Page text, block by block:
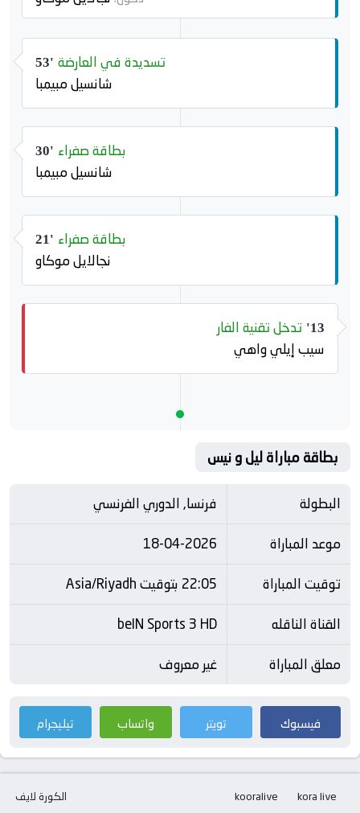
53' تسديدة في العارضة
شانسيل مبيمبا
30' بطاقة صفراء
شانسيل مبيمبا
21' بطاقة صفراء
نجالايل موكاو
13'
تدخل تقنية الفار
سيب إيلي واهي
بطاقة مباراة ليل و نيس
البطولة
فرنسا, الدوري الفرنسي
موعد المباراة
18-04-2026
توقيت المباراة
22:05 بتوقيت Asia/Riyadh
القناة الناقله
beIN Sports 3 HD
معلق المباراة
غير معروف
فيسبوك تويتر واتساب تيليجرام
الكورة لايف kora live
kooralive